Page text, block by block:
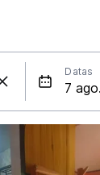
Datas